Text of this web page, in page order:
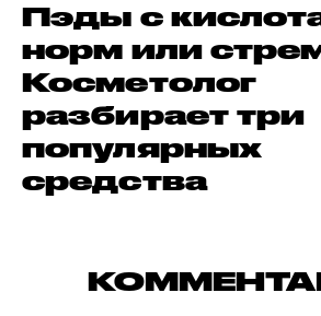
Пэды с
норм или
Косметолог
разбирает три
популярных
средства